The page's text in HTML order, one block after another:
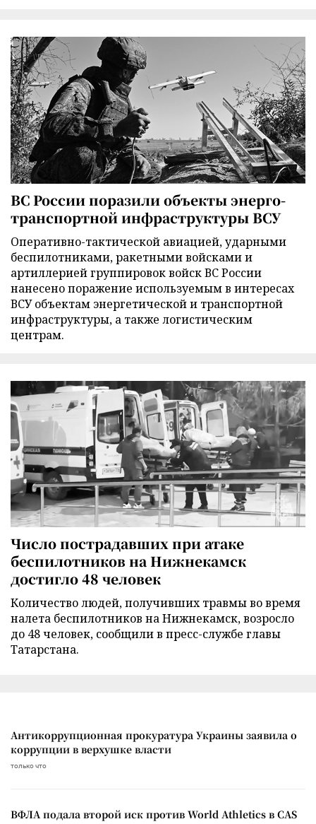
ВС России поразили объекты энерго-
транспортной инфраструктуры ВСУ
Оперативно-тактической авиацией, ударными
беспилотниками, ракетными войсками и
артиллерией группировок войск ВС России
нанесено поражение используемым в интересах
ВСУ объектам энергетической и транспортной
инфраструктуры, а также логистическим
центрам.
Число пострадавших при атаке
беспилотников на Нижнекамск
достигло 48 человек
Количество людей, получивших травмы во время
налета беспилотников на Нижнекамск, возросло
до 48 человек, сообщили в пресс-службе главы
Татарстана.
Антикоррупционная прокуратура Украины заявила о
коррупции в верхушке власти
только что
ВФЛА подала второй иск против World Athletics в CAS